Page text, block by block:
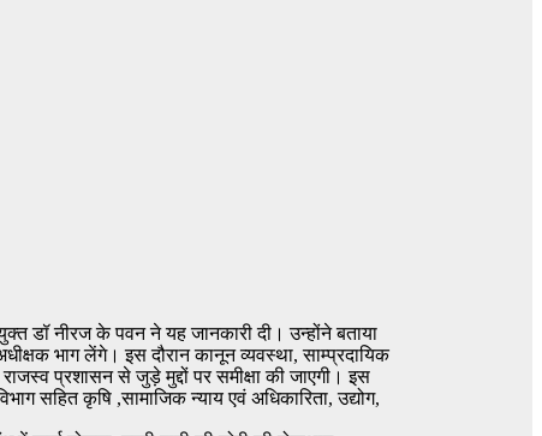
डॉ नीरज के पवन ने यह जानकारी दी। उन्होंने बताया
भाग लेंगे। इस दौरान कानून व्यवस्था, साम्प्रदायिक
प्रशासन से जुड़े मुद्दों पर समीक्षा की जाएगी। इस
सहित कृषि ,सामाजिक न्याय एवं अधिकारिता, उद्योग,